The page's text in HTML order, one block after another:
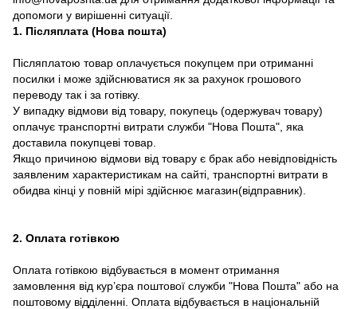
допомоги у вирішенні ситуації.
1. Післяплата (Нова пошта)
Післяплатою товар оплачується покупцем при отриманні
посилки і може здійснюватися як за рахунок грошового
переводу так і за готівку.
У випадку відмови від товару, покупець (одержувач товару)
оплачує транспортні витрати служби "Нова Пошта", яка
доставила покупцеві товар.
Якщо причиною відмови від товару є брак або невідповідність
заявленим характеристикам на сайті, транспортні витрати в
обидва кінці у повній мірі здійснює магазин(відправник).
2. Оплата готівкою
Оплата готівкою відбувається в момент отримання
замовлення від курʼєра поштової служби "Нова Пошта" або на
поштовому відділенні. Оплата відбувається в національній